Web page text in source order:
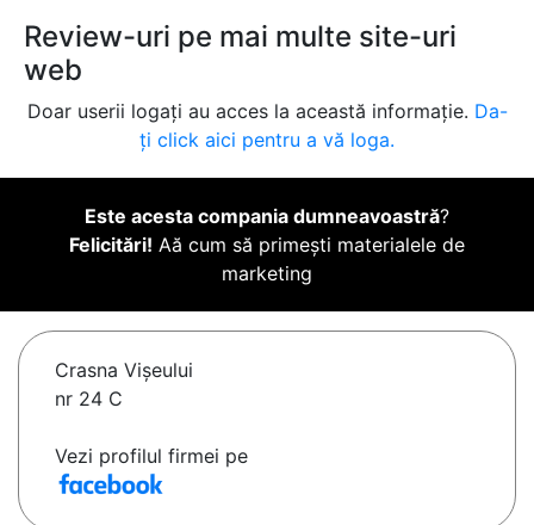
Review-uri pe mai multe site-uri
web
Doar userii logați au acces la această informație. Da-
ți click aici pentru a vă loga.
Este acesta compania dumneavoastră?
Felicitări! Aă cum să primești materialele de
marketing
Crasna Vişeului
nr 24 C
Vezi profilul firmei pe